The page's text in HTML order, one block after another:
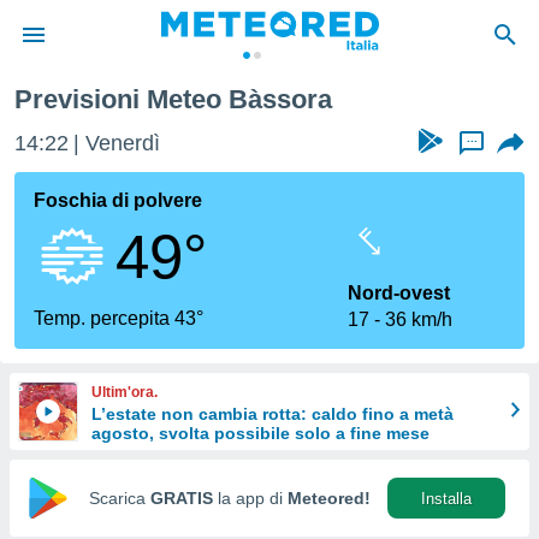
di
per
le
di
Web
Previsioni Meteo Bàssora
14:22 Venerdì ...
Foschia di polvere
49°
Temp. percepita 43°
Nord-ovest
17
36 km/h
Ultim'ora.
L’estate non cambia rotta: caldo fino a metà
agosto, svolta possibile solo a fine mese
Scarica GRATIS la app di Meteored! Installa